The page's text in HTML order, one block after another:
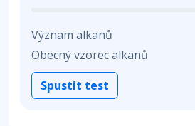
Význam alkanů
Obecný vzorec alkanů
Spustit test